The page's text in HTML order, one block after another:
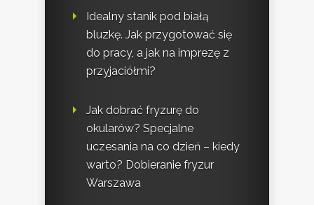
Idealny stanik pod białą
bluzkę. Jak przygotować się
do pracy, a jak na imprezę z
przyjaciółmi?
Jak dobrać fryzurę do
okularów? Specjalne
uczesania na co dzień – kiedy
warto? Dobieranie fryzur
Warszawa